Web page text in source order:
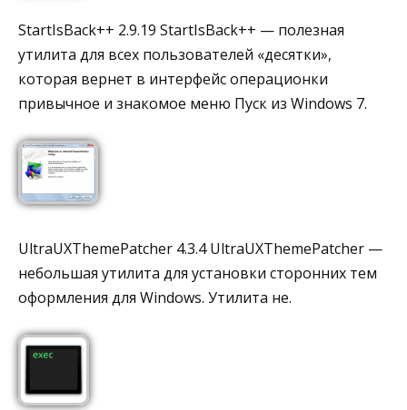
StartIsBack++ 2.9.19 StartIsBack++ — полезная
утилита для всех пользователей «десятки»,
которая вернет в интерфейс операционки
привычное и знакомое меню Пуск из Windows 7.
UltraUXThemePatcher 4.3.4 UltraUXThemePatcher —
небольшая утилита для установки сторонних тем
оформления для Windows. Утилита не.